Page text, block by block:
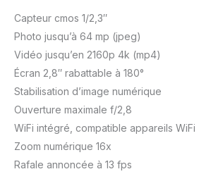
Capteur cmos 1/2,3″
Photo jusqu’à 64 mp (jpeg)
Vidéo jusqu’en 2160p 4k (mp4)
Écran 2,8″ rabattable à 180°
Stabilisation d’image numérique
Ouverture maximale f/2,8
WiFi intégré, compatible appareils WiFi
Zoom numérique 16x
Rafale annoncée à 13 fps